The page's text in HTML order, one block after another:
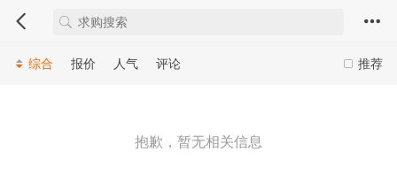
推荐
综合 报价 人气 评论
抱歉，暂无相关信息